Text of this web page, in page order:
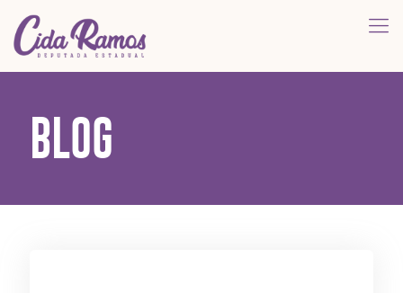
BLOG